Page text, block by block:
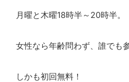
月曜と木曜18時半～20時半。
女性なら年齢問わず、誰でも
しかも初回無料！